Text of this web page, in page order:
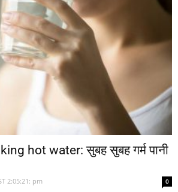
hot water: सुबह सुबह गर्म पानी
2:05:21: pm 0